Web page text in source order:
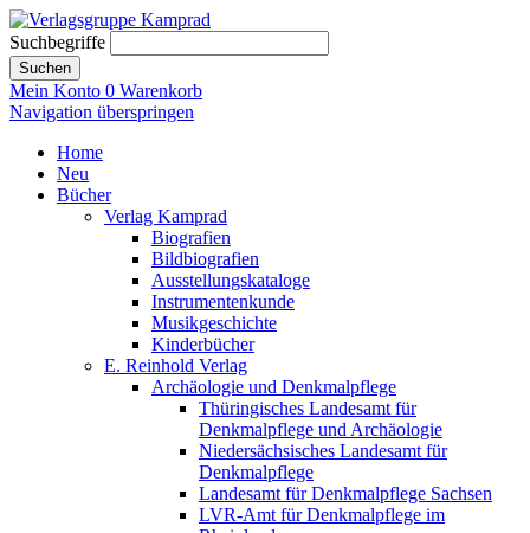
Suchbegriffe
Suchen
Mein Konto 0 Warenkorb
Navigation überspringen
Home
Neu
Bücher
Verlag Kamprad
Biografien
Bildbiografien
Ausstellungskataloge
Instrumentenkunde
Musikgeschichte
Kinderbücher
E. Reinhold Verlag
Archäologie und Denkmalpflege
Thüringisches Landesamt für
Denkmalpflege und Archäologie
Niedersächsisches Landesamt für
Denkmalpflege
Landesamt für Denkmalpflege Sachsen
LVR-Amt für Denkmalpflege im